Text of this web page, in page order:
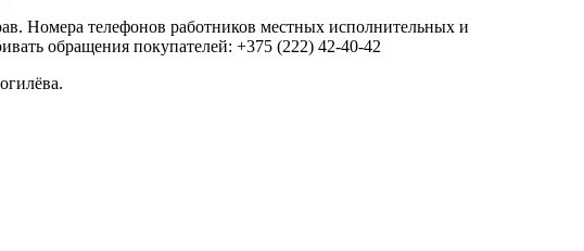
Номера телефонов работников местных исполнительных и
обращения покупателей: +375 (222) 42-40-42